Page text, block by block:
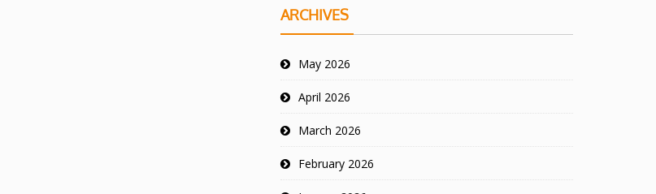
ARCHIVES
May 2026
April 2026
March 2026
February 2026